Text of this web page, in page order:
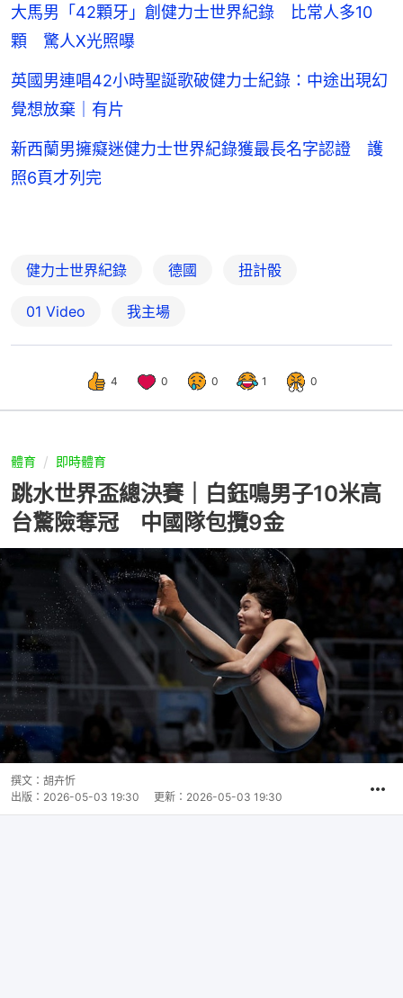
大馬男「42顆牙」創健力士世界紀錄 比常人多10
顆 驚人X光照曝
英國男連唱42小時聖誕歌破健力士紀錄：中途出現幻
覺想放棄｜有片
新西蘭男擁癡迷健力士世界紀錄獲最長名字認證 護
照6頁才列完
健力士世界紀錄 德國 扭計骰
01 Video 我主場
4 0 0 1 0
體育 即時體育
跳水世界盃總決賽｜白鈺鳴男子10米高
台驚險奪冠 中國隊包攬9金
撰文： 胡卉忻
出版： 2026-05-03 19:30 更新： 2026-05-03 19:30